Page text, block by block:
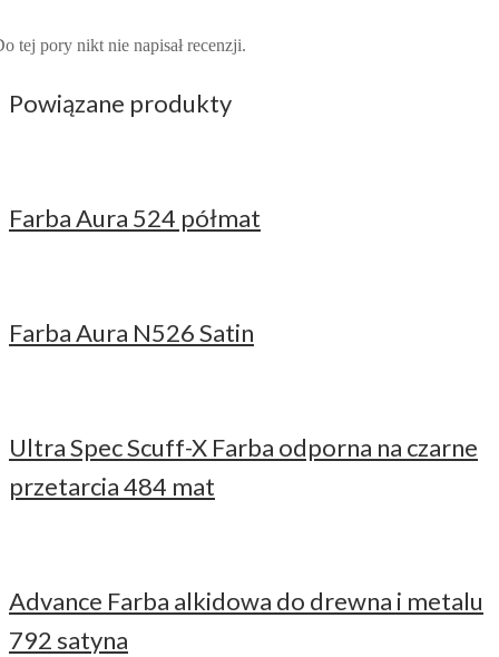
tej pory nikt nie napisał recenzji.
Powiązane produkty
Farba Aura 524 półmat
Farba Aura N526 Satin
Ultra Spec Scuff-X Farba odporna na czarne
przetarcia 484 mat
Advance Farba alkidowa do drewna i metalu
792 satyna